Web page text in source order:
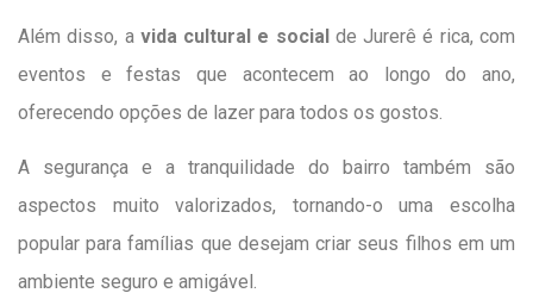
Além disso, avida cultural e socialde Jurerê é rica, com
eventos e festas que acontecem ao longo do ano,
oferecendo opções de lazer para todos os gostos.
A segurança e a tranquilidade do bairro também são
aspectos muito valorizados, tornando-o uma escolha
popular para famílias que desejam criar seus filhos em um
ambiente seguro e amigável.